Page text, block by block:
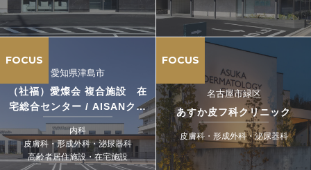
FOCUS
愛知県津島市
（社福）愛燦会 複合施設 在
宅総合センター / AISANクリ
ニック
内科
皮膚科・形成外科・泌尿器科
高齢者居住施設・在宅施設
FOCUS
名古屋市緑区
あすか皮フ科クリニック
皮膚科・形成外科・泌尿器科